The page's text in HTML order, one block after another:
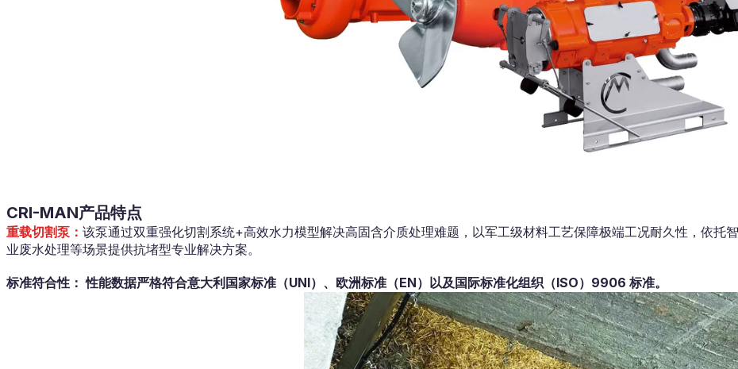
CRI-MAN产品特点
重载切割泵： 该泵通过双重强化切割系统+高效水力模型解决高固含介质处理难题，以军工级材料工艺保障极端工况耐久性，依托
业废水处理等场景提供抗堵型专业解决方案。
标准符合性： 性能数据严格符合意大利国家标准（UNI）、欧洲标准（EN）以及国际标准化组织（ISO）9906 标准。